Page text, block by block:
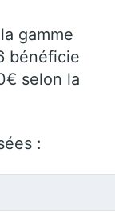
gamme
bénéficie
selon la
: